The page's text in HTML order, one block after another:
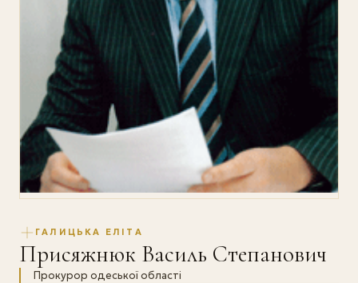
ГАЛИЦЬКА ЕЛІТА
Присяжнюк Василь Степанович
Прокурор одеської області